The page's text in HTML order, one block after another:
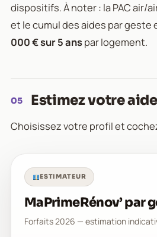
dispositifs. À noter : la PAC air/
et le cumul des aides par geste
000 € sur 5 anspar logement.
05 Estimez votre
Choisissez votre profil et
ESTIMATEUR
MaPrimeRénov’ par
Forfaits 2026 — estimation